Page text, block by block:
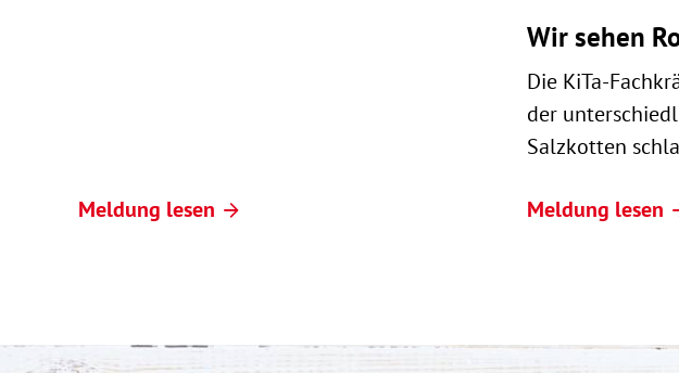
Meldung lesen
Wir sehen
Die KiTa-
der
Salzkotten
Meldung lesen